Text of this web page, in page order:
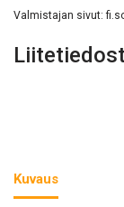
Valmistajan sivut:
Kuvaus